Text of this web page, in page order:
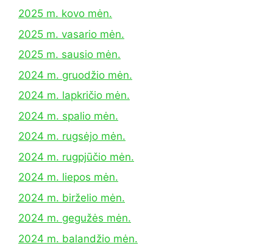
2025 m. kovo mėn.
2025 m. vasario mėn.
2025 m. sausio mėn.
2024 m. gruodžio mėn.
2024 m. lapkričio mėn.
2024 m. spalio mėn.
2024 m. rugsėjo mėn.
2024 m. rugpjūčio mėn.
2024 m. liepos mėn.
2024 m. birželio mėn.
2024 m. gegužės mėn.
2024 m. balandžio mėn.